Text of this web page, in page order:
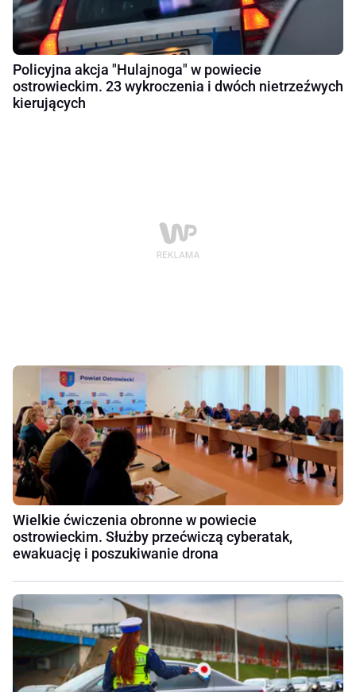
Policyjna akcja "Hulajnoga" w powiecie
ostrowieckim. 23 wykroczenia i dwóch nietrzeźwych
kierujących
Wielkie ćwiczenia obronne w powiecie
ostrowieckim. Służby przećwiczą cyberatak,
ewakuację i poszukiwanie drona